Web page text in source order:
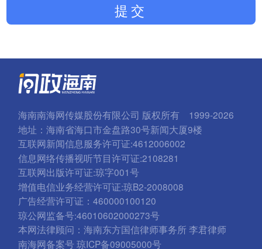
提交
海南南海网传媒股份有限公司 版权所有 1999-2026
地址：海南省海口市金盘路30号新闻大厦9楼
互联网新闻信息服务许可证:4612006002
信息网络传播视听节目许可证:2108281
互联网出版许可证:琼字001号
增值电信业务经营许可证:琼B2-2008008
广告经营许可证：460000100120
琼公网监备号:46010602000273号
本网法律顾问：海南东方国信律师事务所 李君律师
南海网备案号 琼ICP备09005000号